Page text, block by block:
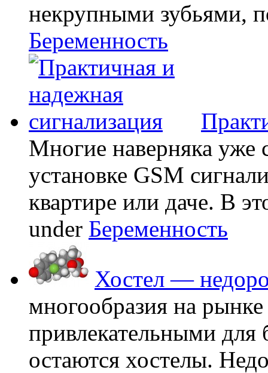
некрупными зубьями,
Беременность
Многие наверняка уже
установке GSM
квартире или даче. В
under Беременность
Хостел —
многообразия на
привлекательными
остаются хостелы.